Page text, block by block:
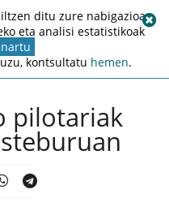
pilotariak
ditu zure nabigazioa
eta analisi estatistikoak
kontsultatu hemen.